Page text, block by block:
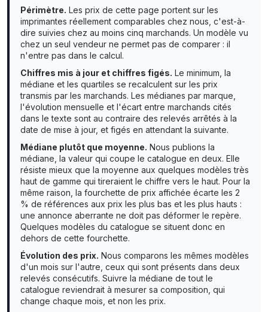
Périmètre. Les prix de cette page portent sur les
imprimantes réellement comparables chez nous, c'est-à-
dire suivies chez au moins cinq marchands. Un modèle vu
chez un seul vendeur ne permet pas de comparer : il
n'entre pas dans le calcul.
Chiffres mis à jour et chiffres figés. Le minimum, la
médiane et les quartiles se recalculent sur les prix
transmis par les marchands. Les médianes par marque,
l'évolution mensuelle et l'écart entre marchands cités
dans le texte sont au contraire des relevés arrêtés à la
date de mise à jour, et figés en attendant la suivante.
Médiane plutôt que moyenne. Nous publions la
médiane, la valeur qui coupe le catalogue en deux. Elle
résiste mieux que la moyenne aux quelques modèles très
haut de gamme qui tireraient le chiffre vers le haut. Pour la
même raison, la fourchette de prix affichée écarte les 2
% de références aux prix les plus bas et les plus hauts :
une annonce aberrante ne doit pas déformer le repère.
Quelques modèles du catalogue se situent donc en
dehors de cette fourchette.
Évolution des prix. Nous comparons les mêmes modèles
d'un mois sur l'autre, ceux qui sont présents dans deux
relevés consécutifs. Suivre la médiane de tout le
catalogue reviendrait à mesurer sa composition, qui
change chaque mois, et non les prix.